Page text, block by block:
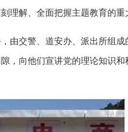
理解、全面把握主题教育的重
由交警、道安办、派出所组成
，向他们宣讲党的理论知识和